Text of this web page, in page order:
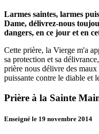
Larmes saintes, larmes
Dame, délivrez-nous
dangers, en ce jour et en
Cette prière, la Vierge m'a
sa protection et sa
prière nous délivre des
puissante contre le diable et
Prière à la Sainte
Enseigné le 19 novembre 2014